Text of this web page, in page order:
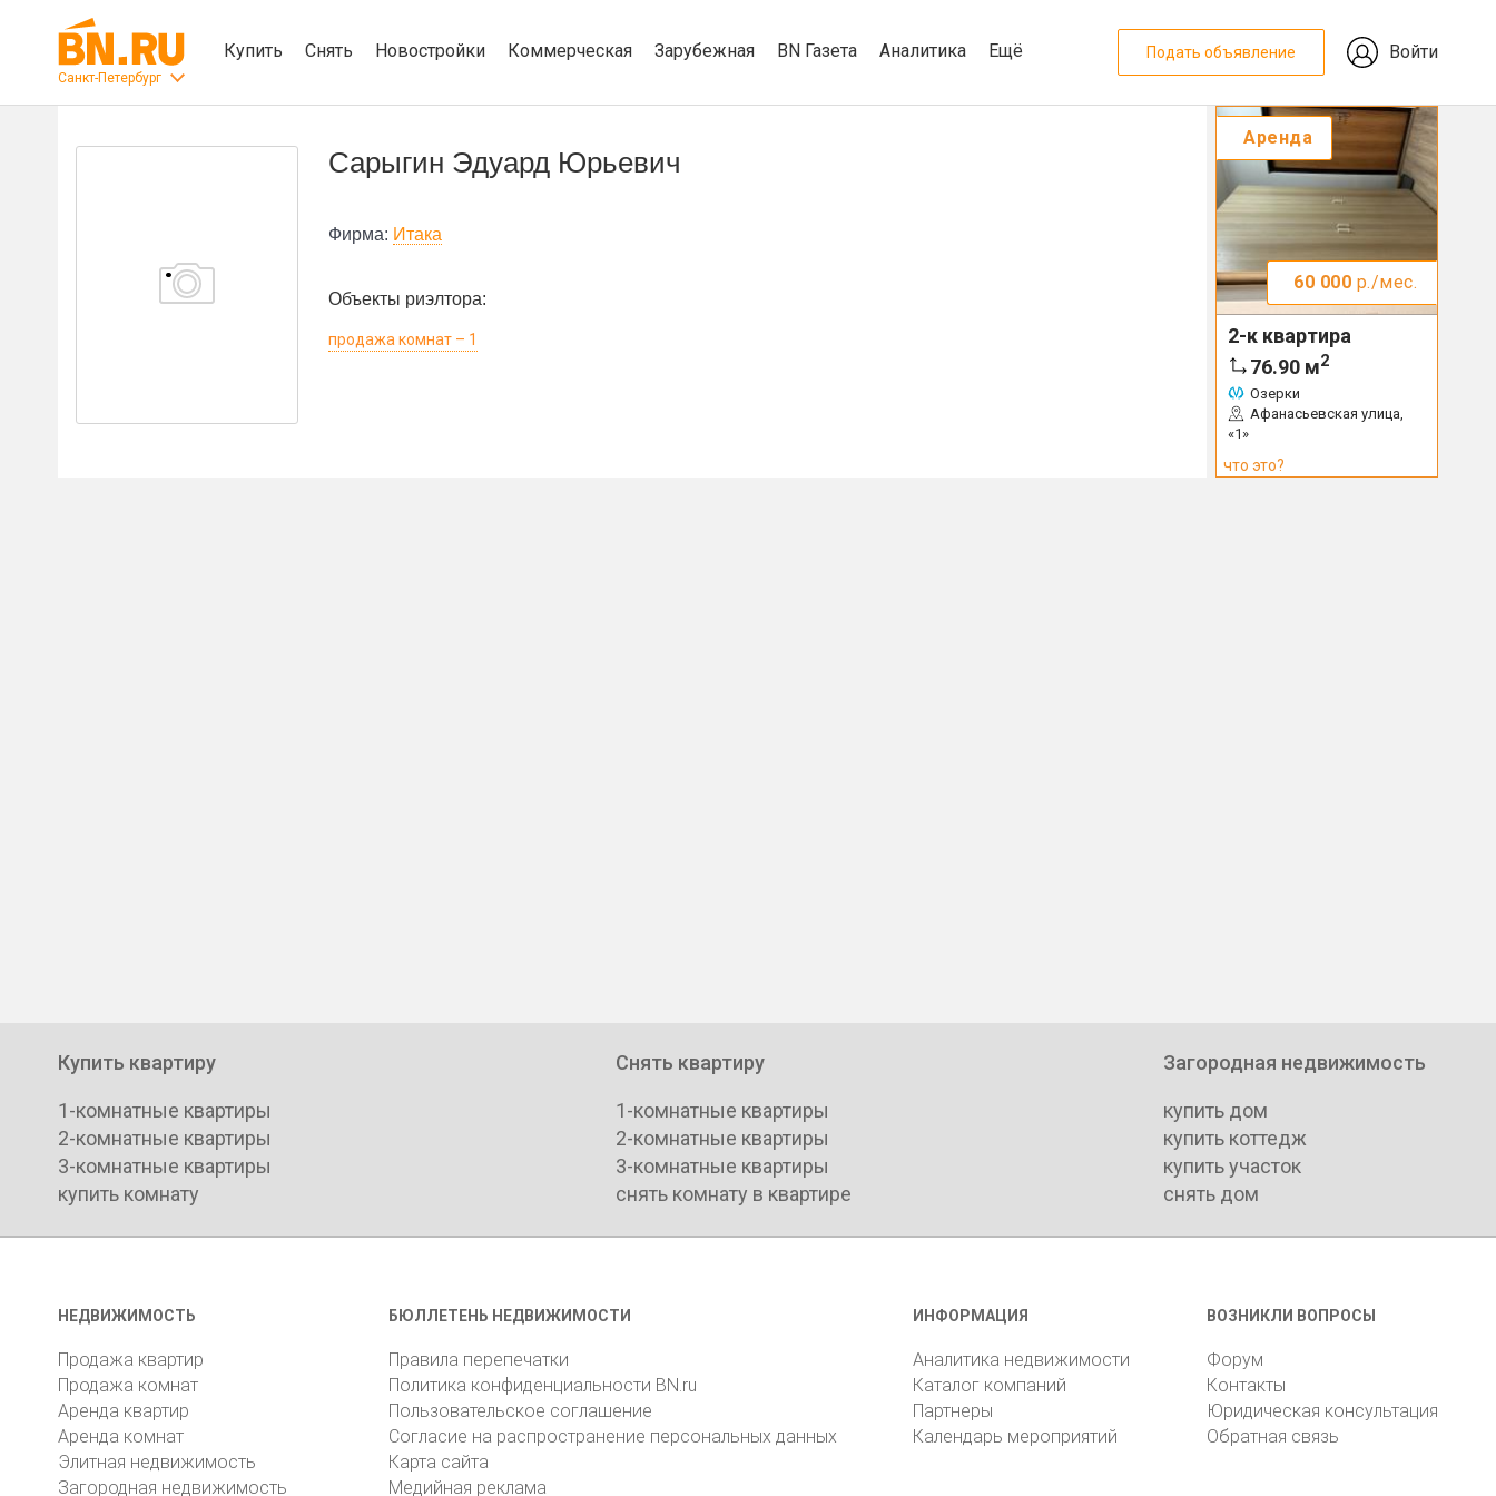
Санкт-Петербург
Купить Снять Новостройки Коммерческая Зарубежная BN Газета Аналитика Ещё Подать объявление Войти
Сарыгин Эдуард Юрьевич
Фирма: Итака
Объекты риэлтора:
продажа комнат – 1
Аренда
60 000 р./мес.
2-к квартира
76.90 м2
Озерки
Афанасьевская улица,
«1»
что это?
Купить квартиру
1-комнатные квартиры
2-комнатные квартиры
3-комнатные квартиры
купить комнату
Снять квартиру
1-комнатные квартиры
2-комнатные квартиры
3-комнатные квартиры
снять комнату в квартире
Загородная недвижимость
купить дом
купить коттедж
купить участок
снять дом
НЕДВИЖИМОСТЬ
Продажа квартир
Продажа комнат
Аренда квартир
Аренда комнат
Элитная недвижимость
Загородная недвижимость
БЮЛЛЕТЕНЬ НЕДВИЖИМОСТИ
Правила перепечатки
Политика конфиденциальности BN.ru
Пользовательское соглашение
Согласие на распространение персональных данных
Карта сайта
Медийная реклама
ИНФОРМАЦИЯ
Аналитика недвижимости
Каталог компаний
Партнеры
Календарь мероприятий
ВОЗНИКЛИ ВОПРОСЫ
Форум
Контакты
Юридическая консультация
Обратная связь